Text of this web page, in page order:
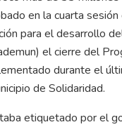
en la cuarta
para el desarrollo
el cierre del
durante el
de Solidaridad.
etiquetado por el